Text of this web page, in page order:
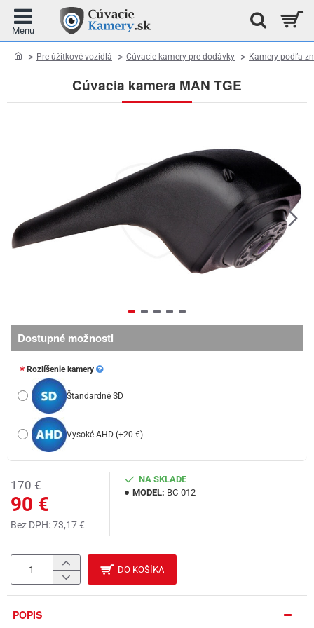
Cúvacia kamera MAN TGE
homePre úžitkové vozidlá Cúvacie kamery pre dodávky Kamery podľa
90 €
170 €
Bez DPH: 73,17 €
NA SKLADE
MODEL: BC-012
Dostupné možnosti
Rozlíšenie kamery
Štandardné SD
Vysoké AHD (+20 €)
DO KOŠÍKA
POPIS